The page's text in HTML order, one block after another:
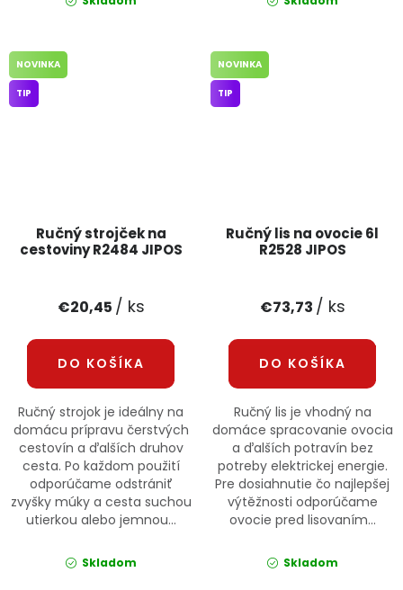
Ručný strojček na
cestoviny R2484 JIPOS
NOVINKA
TIP
€20,45 / ks
DO KOŠÍKA
Ručný strojok je ideálny na
domácu prípravu čerstvých
cestovín a ďalších druhov
cesta. Po každom použití
odporúčame odstrániť
zvyšky múky a cesta suchou
utierkou alebo jemnou...
Skladom
Ručný lis na ovocie 6l
R2528 JIPOS
NOVINKA
TIP
€73,73 / ks
DO KOŠÍKA
Ručný lis je vhodný na
domáce spracovanie ovocia
a ďalších potravín bez
potreby elektrickej energie.
Pre dosiahnutie čo najlepšej
výtěžnosti odporúčame
ovocie pred lisovaním...
Skladom